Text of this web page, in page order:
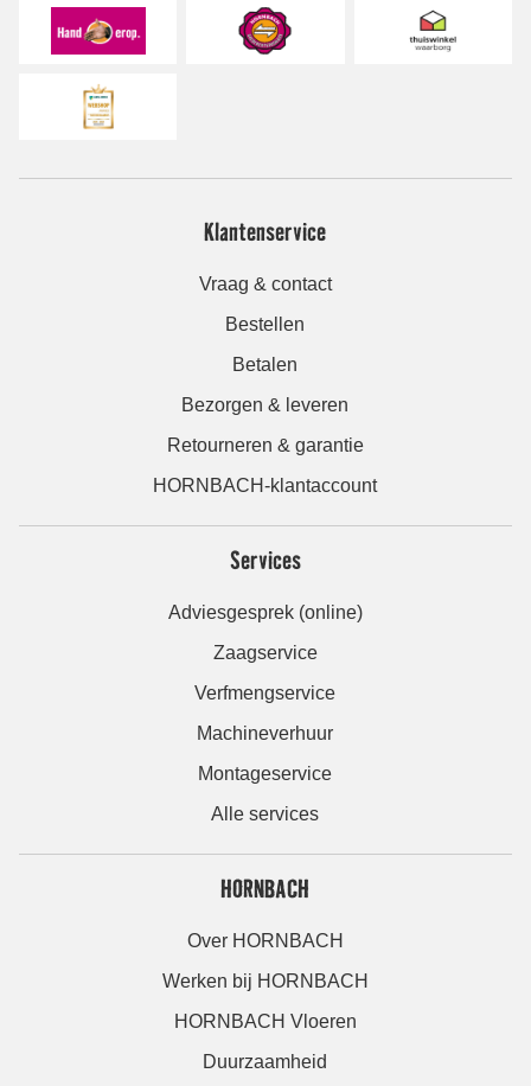
Klantenservice
Vraag & contact
Bestellen
Betalen
Bezorgen & leveren
Retourneren & garantie
HORNBACH-klantaccount
Services
Adviesgesprek (online)
Zaagservice
Verfmengservice
Machineverhuur
Montageservice
Alle services
HORNBACH
Over HORNBACH
Werken bij HORNBACH
HORNBACH Vloeren
Duurzaamheid